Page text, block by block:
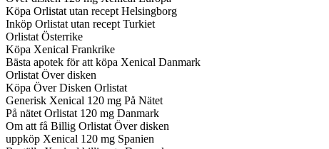
Köpa Orlistat utan recept Helsingborg
Inköp Orlistat utan recept Turkiet
Orlistat Österrike
Köpa Xenical Frankrike
Bästa apotek för att köpa Xenical Danmark
Orlistat Över disken
Köpa Över Disken Orlistat
Generisk Xenical 120 mg På Nätet
På nätet Orlistat 120 mg Danmark
Om att få Billig Orlistat Över disken
uppköp Xenical 120 mg Spanien